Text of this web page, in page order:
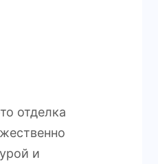
отделка
и